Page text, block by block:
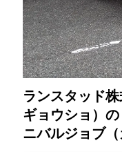
ランスタッド
ギョウショ）
ニバルジョブ（